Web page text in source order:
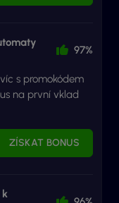
97%
s promokódem
na první vklad
ZÍSKAT BONUS
k